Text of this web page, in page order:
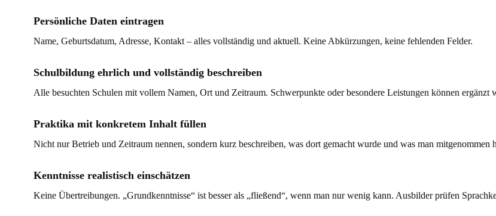
Persönliche Daten eintragen
Name, Geburtsdatum, Adresse, Kontakt – alles vollständig und aktuell. Keine Abkürzungen, keine fehlenden Felder.
Schulbildung ehrlich und vollständig beschreiben
Alle besuchten Schulen mit vollem Namen, Ort und Zeitraum. Schwerpunkte oder besondere Leistungen können ergänzt
Praktika mit konkretem Inhalt füllen
Nicht nur Betrieb und Zeitraum nennen, sondern kurz beschreiben, was dort gemacht wurde und was man mitgenommen
Kenntnisse realistisch einschätzen
Keine Übertreibungen. „Grundkenntnisse“ ist besser als „fließend“, wenn man nur wenig kann. Ausbilder prüfen